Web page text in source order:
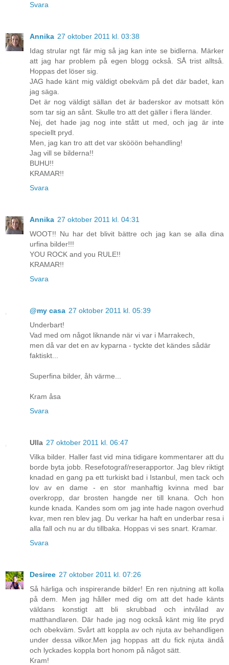
Svara
Annika 27 oktober 2011 kl. 03:38
Idag strular ngt fär mig så jag kan inte se bidlerna. Märker
att jag har problem på egen blogg också. SÅ trist alltså.
Hoppas det löser sig.
JAG hade känt mig väldigt obekväm på det där badet, kan
jag säga.
Det är nog väldigt sällan det är baderskor av motsatt kön
som tar sig an sånt. Skulle tro att det gäller i flera länder.
Nej, det hade jag nog inte stått ut med, och jag är inte
speciellt pryd.
Men, jag kan tro att det var skööön behandling!
Jag vill se bilderna!!
BUHU!!
KRAMAR!!
Svara
Annika 27 oktober 2011 kl. 04:31
WOOT!! Nu har det blivit bättre och jag kan se alla dina
urfina bilder!!!
YOU ROCK and you RULE!!
KRAMAR!!
Svara
@my casa 27 oktober 2011 kl. 05:39
Underbart!
Vad med om något liknande när vi var i Marrakech,
men då var det en av kyparna - tyckte det kändes sådär
faktiskt...
Superfina bilder, åh värme...
Kram åsa
Svara
Ulla 27 oktober 2011 kl. 06:47
Vilka bilder. Haller fast vid mina tidigare kommentarer att du
borde byta jobb. Resefotograf/reserapportor. Jag blev riktigt
knadad en gang pa ett turkiskt bad i Istanbul, men tack och
lov av en dame - en stor manhaftig kvinna med bar
overkropp, dar brosten hangde ner till knana. Och hon
kunde knada. Kandes som om jag inte hade nagon overhud
kvar, men ren blev jag. Du verkar ha haft en underbar resa i
alla fall och nu ar du tillbaka. Hoppas vi ses snart. Kramar.
Svara
Desiree 27 oktober 2011 kl. 07:26
Så härliga och inspirerande bilder! En ren njutning att kolla
på dem. Men jag håller med dig om att det hade känts
väldans konstigt att bli skrubbad och intvålad av
matthandlaren. Där hade jag nog också känt mig lite pryd
och obekväm. Svårt att koppla av och njuta av behandligen
under dessa vilkor.Men jag hoppas att du fick njuta ändå
och lyckades koppla bort honom på något sätt.
Kram!